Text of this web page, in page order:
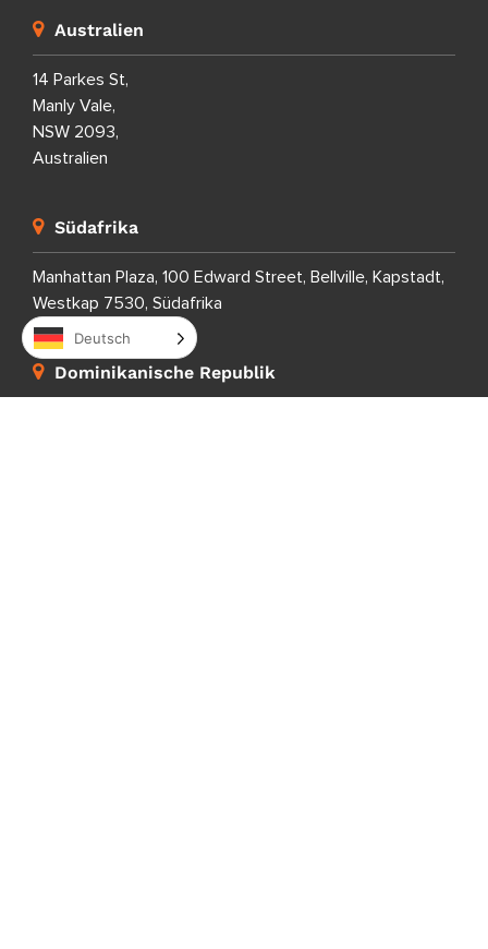
Australien
14 Parkes St,
Manly Vale,
NSW 2093,
Australien
Südafrika
Manhattan Plaza, 100 Edward Street, Bellville, Kapstadt,
Westkap 7530, Südafrika
Dominikanische Republik
Deutsch